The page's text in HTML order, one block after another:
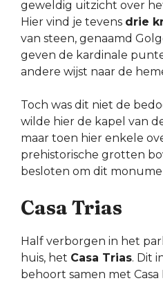
geweldig uitzicht over
Hier vind je tevens drie
van steen, genaamd
geven de kardinale
andere wijst naar de
Toch was dit niet de
wilde hier de kapel van
maar toen hier enkele
prehistorische grotten
besloten om dit
Casa Trias
Half verborgen in het
huis, het Casa Trias. Dit
behoort samen met